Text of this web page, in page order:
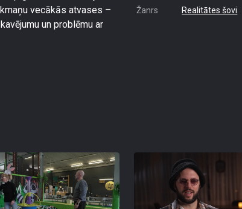
vecākās atvases –
un problēmu ar
Žanrs Realitātes šovi